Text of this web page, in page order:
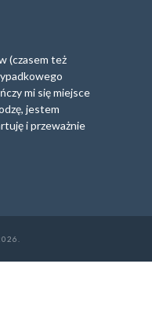
(czasem też
mi się miejsce
jestem
i przeważnie